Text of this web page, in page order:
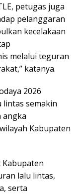
petugas juga
pelanggaran
kecelakaan
melalui teguran
katanya.
2026
lintas semakin
angka
Kabupaten
Kabupaten
lalu lintas,
serta